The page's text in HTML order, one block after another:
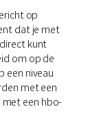
op
dat je met
kunt
om op de
een niveau
met een
een hbo-